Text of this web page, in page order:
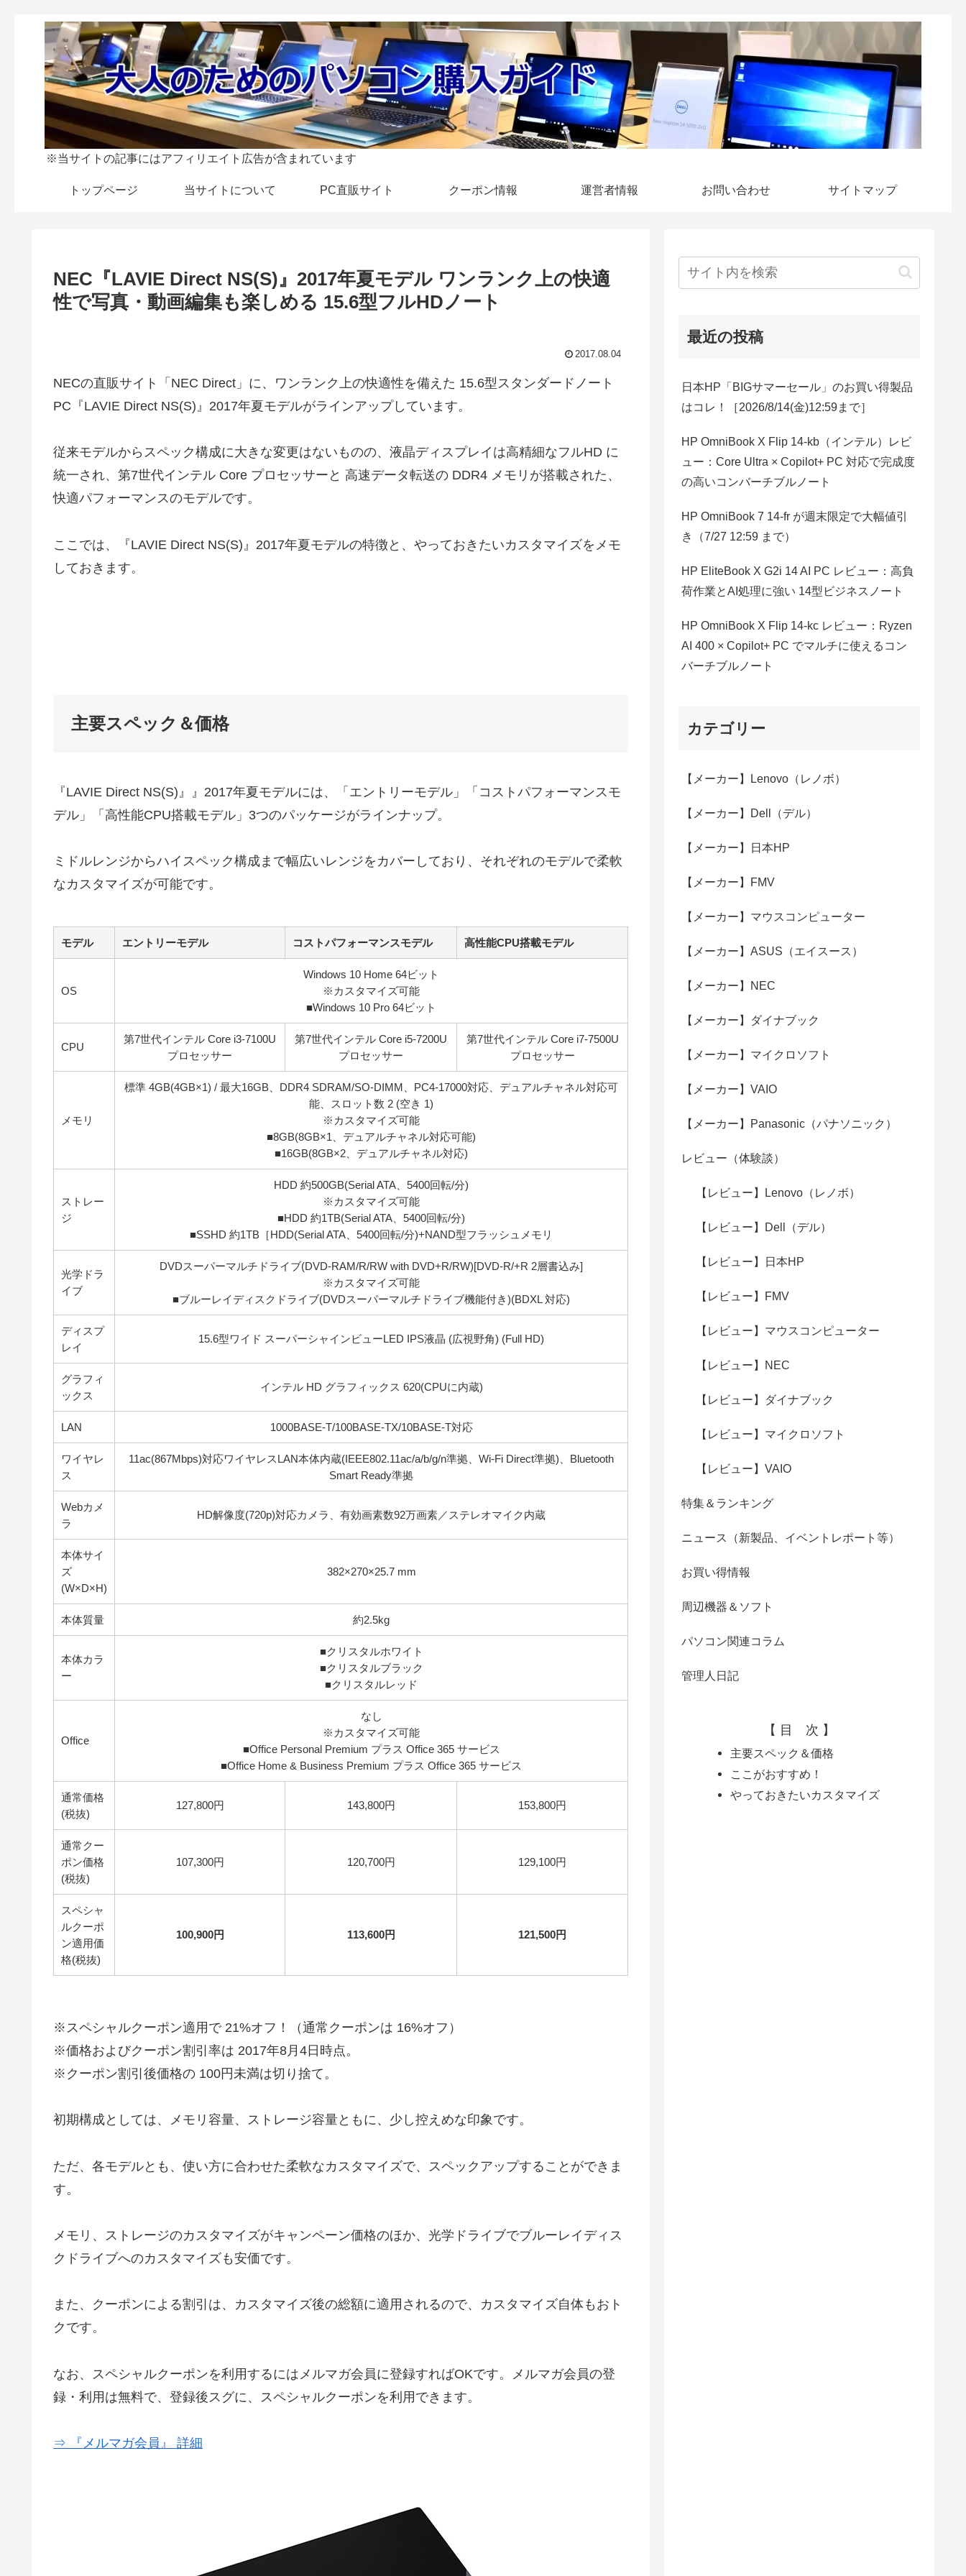
※当サイトの記事にはアフィリエイト広告が含まれています
トップページ 当サイトについて PC直販サイト クーポン情報 運営者情報 お問い合わせ サイトマップ
NEC『LAVIE Direct NS(S)』2017年夏モデル ワンランク上の快適
性で写真・動画編集も楽しめる 15.6型フルHDノート
2017.08.04
NECの直販サイト「NEC Direct」に、ワンランク上の快適性を備えた 15.6型スタンダードノート
PC『LAVIE Direct NS(S)』2017年夏モデルがラインアップしています。
従来モデルからスペック構成に大きな変更はないものの、液晶ディスプレイは高精細なフルHD に
統一され、第7世代インテル Core プロセッサーと 高速データ転送の DDR4 メモリが搭載された、
快適パフォーマンスのモデルです。
ここでは、『LAVIE Direct NS(S)』2017年夏モデルの特徴と、やっておきたいカスタマイズをメモ
しておきます。
主要スペック＆価格
『LAVIE Direct NS(S)』』2017年夏モデルには、「エントリーモデル」「コストパフォーマンスモ
デル」「高性能CPU搭載モデル」3つのパッケージがラインナップ。
ミドルレンジからハイスペック構成まで幅広いレンジをカバーしており、それぞれのモデルで柔軟
なカスタマイズが可能です。
モデル エントリーモデル コストパフォーマンスモデル 高性能CPU搭載モデル
OS
Windows 10 Home 64ビット
※カスタマイズ可能
■Windows 10 Pro 64ビット
CPU
第7世代インテル Core i3-7100U
プロセッサー
第7世代インテル Core i5-7200U
プロセッサー
第7世代インテル Core i7-7500U
プロセッサー
メモリ
標準 4GB(4GB×1) / 最大16GB、DDR4 SDRAM/SO-DIMM、PC4-17000対応、デュアルチャネル対応可
能、スロット数 2 (空き 1)
※カスタマイズ可能
■8GB(8GB×1、デュアルチャネル対応可能)
■16GB(8GB×2、デュアルチャネル対応)
ストレー
ジ
HDD 約500GB(Serial ATA、5400回転/分)
※カスタマイズ可能
■HDD 約1TB(Serial ATA、5400回転/分)
■SSHD 約1TB［HDD(Serial ATA、5400回転/分)+NAND型フラッシュメモリ
光学ドラ
イブ
DVDスーパーマルチドライブ(DVD-RAM/R/RW with DVD+R/RW)[DVD-R/+R 2層書込み]
※カスタマイズ可能
■ブルーレイディスクドライブ(DVDスーパーマルチドライブ機能付き)(BDXL 対応)
ディスプ
レイ
15.6型ワイド スーパーシャインビューLED IPS液晶 (広視野角) (Full HD)
グラフィ
ックス
インテル HD グラフィックス 620(CPUに内蔵)
LAN 1000BASE-T/100BASE-TX/10BASE-T対応
ワイヤレ
ス
11ac(867Mbps)対応ワイヤレスLAN本体内蔵(IEEE802.11ac/a/b/g/n準拠、Wi-Fi Direct準拠)、Bluetooth
Smart Ready準拠
Webカメ
ラ
HD解像度(720p)対応カメラ、有効画素数92万画素／ステレオマイク内蔵
本体サイ
ズ
(W×D×H)
382×270×25.7 mm
本体質量 約2.5kg
本体カラ
ー
■クリスタルホワイト
■クリスタルブラック
■クリスタルレッド
Office
なし
※カスタマイズ可能
■Office Personal Premium プラス Office 365 サービス
■Office Home & Business Premium プラス Office 365 サービス
通常価格
(税抜)
127,800円 143,800円 153,800円
通常クー
ポン価格
(税抜)
107,300円 120,700円 129,100円
スペシャ
ルクーポ
ン適用価
格(税抜)
100,900円 113,600円 121,500円
※スペシャルクーポン適用で 21%オフ！（通常クーポンは 16%オフ）
※価格およびクーポン割引率は 2017年8月4日時点。
※クーポン割引後価格の 100円未満は切り捨て。
初期構成としては、メモリ容量、ストレージ容量ともに、少し控えめな印象です。
ただ、各モデルとも、使い方に合わせた柔軟なカスタマイズで、スペックアップすることができま
す。
メモリ、ストレージのカスタマイズがキャンペーン価格のほか、光学ドライブでブルーレイディス
クドライブへのカスタマイズも安価です。
また、クーポンによる割引は、カスタマイズ後の総額に適用されるので、カスタマイズ自体もおト
クです。
なお、スペシャルクーポンを利用するにはメルマガ会員に登録すればOKです。メルマガ会員の登
録・利用は無料で、登録後スグに、スペシャルクーポンを利用できます。
⇒ 『メルマガ会員』 詳細
最近の投稿
日本HP「BIGサマーセール」のお買い得製品
はコレ！［2026/8/14(金)12:59まで］
HP OmniBook X Flip 14-kb（インテル）レビ
ュー：Core Ultra × Copilot+ PC 対応で完成度
の高いコンバーチブルノート
HP OmniBook 7 14-fr が週末限定で大幅値引
き（7/27 12:59 まで）
HP EliteBook X G2i 14 AI PC レビュー：高負
荷作業とAI処理に強い 14型ビジネスノート
HP OmniBook X Flip 14-kc レビュー：Ryzen
AI 400 × Copilot+ PC でマルチに使えるコン
バーチブルノート
カテゴリー
【メーカー】Lenovo（レノボ）
【メーカー】Dell（デル）
【メーカー】日本HP
【メーカー】FMV
【メーカー】マウスコンピューター
【メーカー】ASUS（エイスース）
【メーカー】NEC
【メーカー】ダイナブック
【メーカー】マイクロソフト
【メーカー】VAIO
【メーカー】Panasonic（パナソニック）
レビュー（体験談）
【レビュー】Lenovo（レノボ）
【レビュー】Dell（デル）
【レビュー】日本HP
【レビュー】FMV
【レビュー】マウスコンピューター
【レビュー】NEC
【レビュー】ダイナブック
【レビュー】マイクロソフト
【レビュー】VAIO
特集＆ランキング
ニュース（新製品、イベントレポート等）
お買い得情報
周辺機器＆ソフト
パソコン関連コラム
管理人日記
【 目 次 】
主要スペック＆価格
ここがおすすめ！
やっておきたいカスタマイズ